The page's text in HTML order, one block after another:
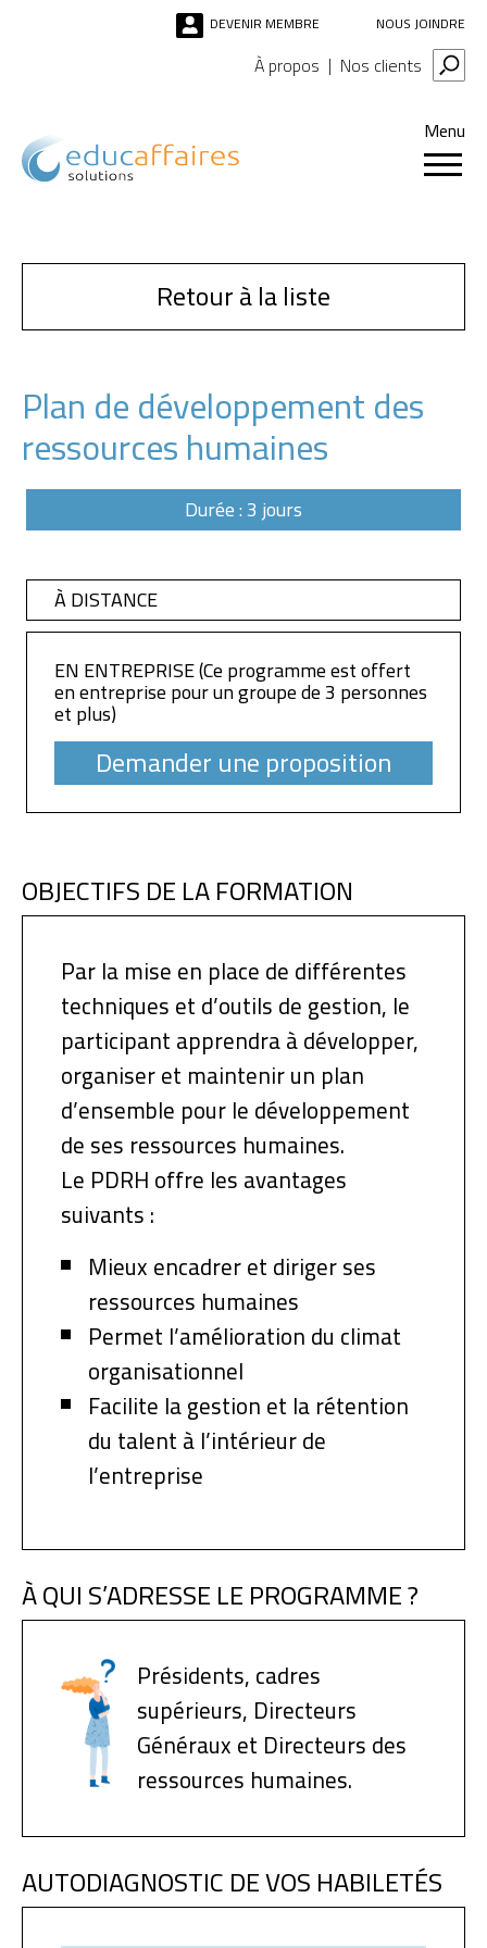
NOUS JOINDRE
DEVENIR MEMBRE
À propos Nos clients
Menu
Retour à la liste
Plan de développement des
ressources humaines
Durée : 3 jours
À DISTANCE
EN ENTREPRISE (Ce programme est offert
en entreprise pour un groupe de 3 personnes
et plus)
Demander une proposition
OBJECTIFS DE LA FORMATION
Par la mise en place de différentes
techniques et d’outils de gestion, le
participant apprendra à développer,
organiser et maintenir un plan
d’ensemble pour le développement
de ses ressources humaines.
Le PDRH offre les avantages
suivants :
Mieux encadrer et diriger ses
ressources humaines
Permet l’amélioration du climat
organisationnel
Facilite la gestion et la rétention
du talent à l’intérieur de
l’entreprise
À QUI S’ADRESSE LE PROGRAMME ?
Présidents, cadres
supérieurs, Directeurs
Généraux et Directeurs des
ressources humaines.
AUTODIAGNOSTIC DE VOS HABILETÉS